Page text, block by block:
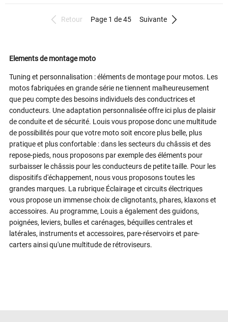
Retour Page 1 de 45 Suivante
Elements de montage moto
Tuning et personnalisation : éléments de montage pour motos. Les
motos fabriquées en grande série ne tiennent malheureusement
que peu compte des besoins individuels des conductrices et
conducteurs. Une adaptation personnalisée offre ici plus de plaisir
de conduite et de sécurité. Louis vous propose donc une multitude
de possibilités pour que votre moto soit encore plus belle, plus
pratique et plus confortable : dans les secteurs du châssis et des
repose-pieds, nous proposons par exemple des éléments pour
surbaisser le châssis pour les conducteurs de petite taille. Pour les
dispositifs d'échappement, nous vous proposons toutes les
grandes marques. La rubrique Éclairage et circuits électriques
vous propose un immense choix de clignotants, phares, klaxons et
accessoires. Au programme, Louis a également des guidons,
poignées, leviers, bulles et carénages, béquilles centrales et
latérales, instruments et accessoires, pare-réservoirs et pare-
carters ainsi qu'une multitude de rétroviseurs.